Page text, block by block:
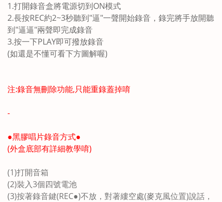
1.打開錄音盒將電源切到ON模式
2.長按REC約2~3秒聽到"逼"一聲開始錄音，錄完將手放開聽
到"逼逼"兩聲即完成錄音
3.按一下PLAY即可撥放錄音
(如還是不懂可看下方圖解喔)
注:錄音無刪除功能,只能重錄蓋掉唷
-
●黑膠唱片錄音方式●
(外盒底部有詳細教學唷)
(1)打開音箱
(2)裝入3個四號電池
(3)按著錄音鍵(REC●)不放，對著縷空處(麥克風位置)說話，